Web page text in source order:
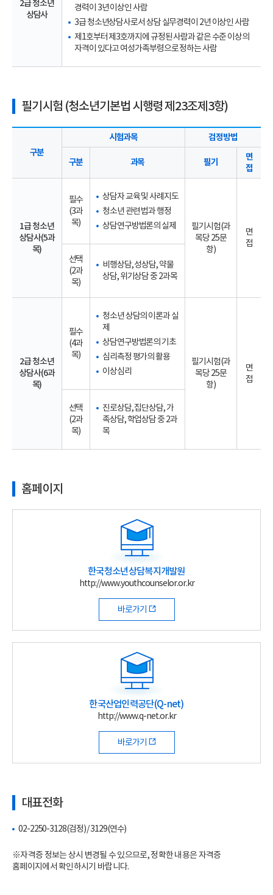
2급 청소년
상담사
경력이 3년 이상인 사람
3급 청소년상담사로서 상담 실무경력이 2년 이상인 사람
제1호부터 제3호까지에 규정된 사람과 같은 수준 이상의
자격이 있다고 여성가족부령으로 정하는 사람
필기시험 (청소년기본법 시행령 제23조제3항)
구분
시험과목 검정방법
구분 과목 필기
면
접
1급 청소년
상담사(5과
목)
필수
(3과
목)
상담자 교육 및 사례지도
청소년 관련 법과 행정
상담연구방법론의 실제
필기시험(과
목당 25문
항)
면
접
선택
(2과
목)
비행상담, 성상담, 약물
상담, 위기상담 중 2과목
2급 청소년
상담사(6과
목)
필수
(4과
목)
청소년 상담의 이론과 실
제
상담연구방법론의 기초
심리측정 평가의 활용
이상심리
필기시험(과
목당 25문
항)
면
접
선택
(2과
목)
진로상담, 집단상담, 가
족상담, 학업상담 중 2과
목
홈페이지
한국청소년상담복지개발원
http://www.youthcounselor.or.kr
바로가기
한국산업인력공단(Q-net)
http://www.q-net.or.kr
바로가기
대표전화
02-2250-3128(검정) / 3129(연수)
※자격증 정보는 상시 변경될 수 있으므로, 정확한 내용은 자격증
홈페이지에서 확인하시기 바랍니다.